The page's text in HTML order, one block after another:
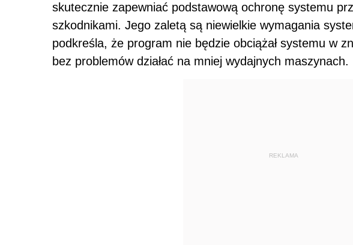
skutecznie zapewniać podstawową ochronę systemu
szkodnikami. Jego zaletą są niewielkie wymagania
podkreśla, że program nie będzie obciążał systemu w
bez problemów działać na mniej wydajnych maszynach.
REKLAMA